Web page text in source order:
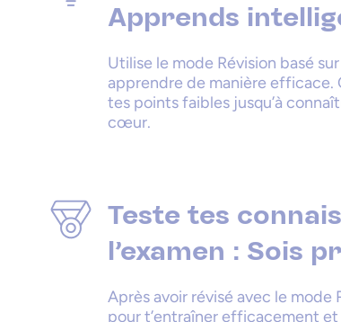
Apprends
Utilise le mode Révision basé
apprendre de manière efficace.
tes points faibles jusqu’à
cœur.
Teste tes
l'examen : Sois
Après avoir révisé avec le mode
pour t’entraîner efficacement